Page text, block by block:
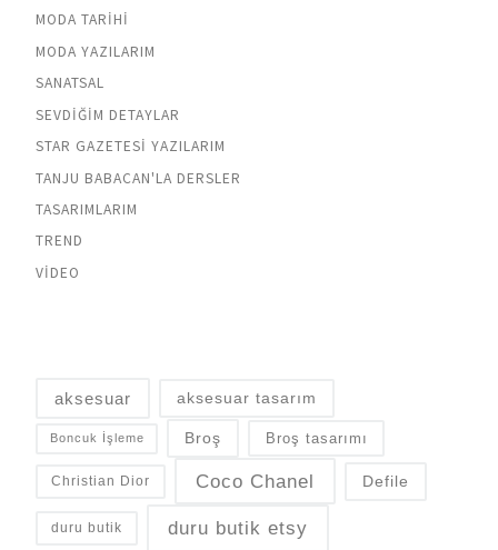
MODA TARIHI
MODA YAZILARIM
SANATSAL
SEVDIĞIM DETAYLAR
STAR GAZETESI YAZILARIM
TANJU BABACAN'LA DERSLER
TASARIMLARIM
TREND
VIDEO
aksesuar aksesuar tasarım
Boncuk İşleme Broş Broş tasarımı
Christian Dior Coco Chanel Defile
duru butik duru butik etsy